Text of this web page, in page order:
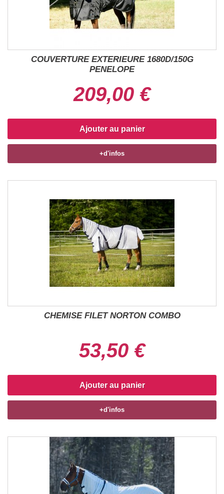
COUVERTURE EXTERIEURE 1680D/150G
PENELOPE
209,00 €
Ajouter au panier
+d'infos
CHEMISE FILET NORTON COMBO
53,50 €
Ajouter au panier
+d'infos